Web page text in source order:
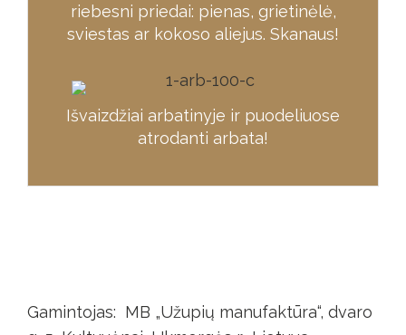
riebesni priedai: pienas, grietinėlė,
sviestas ar kokoso aliejus. Skanaus!
Išvaizdžiai arbatinyje ir puodeliuose
atrodanti arbata!
Gamintojas: MB „Užupių manufaktūra“, dvaro